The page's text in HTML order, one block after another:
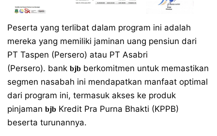
Peserta yang terlibat dalam program ini adalah
mereka yang memiliki jaminan uang pensiun dari
PT Taspen (Persero) atau PT Asabri
(Persero). bank bjb berkomitmen untuk memastikan
segmen nasabah ini mendapatkan manfaat optimal
dari program ini, termasuk akses ke produk
pinjaman bjb Kredit Pra Purna Bhakti (KPPB)
beserta turunannya.